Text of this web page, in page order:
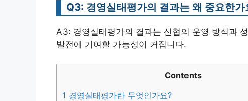
Q3: 경영실태평가의 결과는 왜 중요한가
A3: 경영실태평가의 결과는 신협의 운영 방식과
발전에 기여할 가능성이 커집니다.
Contents
1 경영실태평가란 무엇인가요?